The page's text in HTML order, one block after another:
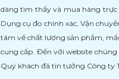
dàng tìm thấy và mua hàng trực
Dụng cụ đo chính xác, Vận
tâm về chất lượng sản phẩm,
cung cấp. Đến với website
Quý khách đã tin tưởng Công ty